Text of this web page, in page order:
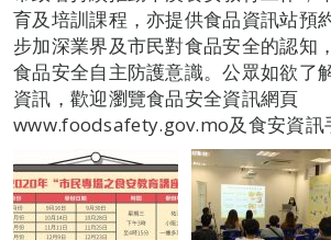
育及培訓課程，亦提供食品資訊站預
步加深業界及市民對食品安全的認知
食品安全自主防護意識。公眾如欲了
資訊，歡迎瀏覽食品安全資訊網頁
www.foodsafety.gov.mo及食安資訊